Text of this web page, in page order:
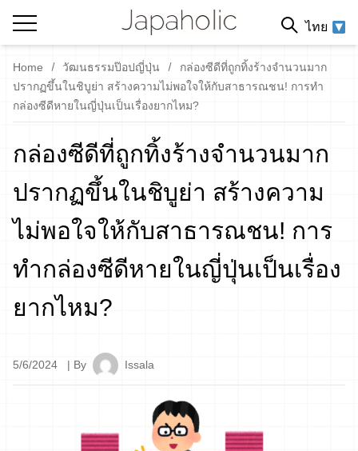
ไทย
Home วัฒนธรรมป๊อปญี่ปุ่น
กล่องซีดีที่ถูกทิ้งร้างจำนวนมาก
ปรากฏขึ้นในชิบูย่า สร้างความไม่พอใจให้กับสาธารณชน! การทำ
กล่องซีดีหายในญี่ปุ่นเป็นเรื่องยากไหม?
กล่องซีดีที่ถูกทิ้งร้างจำนวนมาก
ปรากฏขึ้นในชิบูย่า สร้างความ
ไม่พอใจให้กับสาธารณชน! การ
ทำกล่องซีดีหายในญี่ปุ่นเป็นเรื่อง
ยากไหม?
5/6/2024 | By Issala